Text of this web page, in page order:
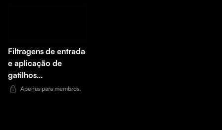
Filtragens de entrada
e aplicação de
gatilhos
operacionais.
Apenas para membros.